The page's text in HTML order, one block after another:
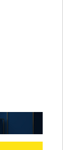
에 친구들과 연락 끊어"